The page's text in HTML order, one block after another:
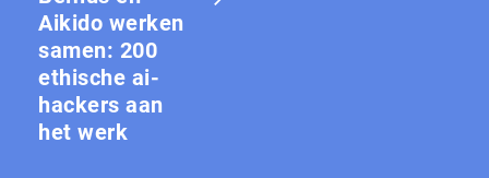
Aikido werken
samen: 200
ethische ai-
hackers aan
het werk